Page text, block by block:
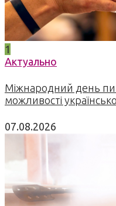
1
Актуально
Міжнародний день
можливості
07.08.2026